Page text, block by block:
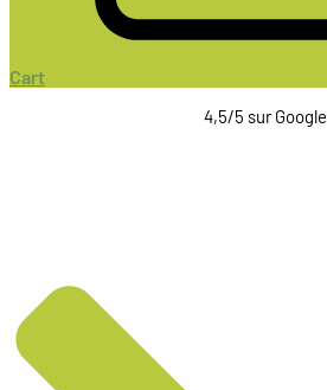
Cart
4,5/5 sur Google